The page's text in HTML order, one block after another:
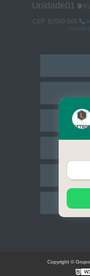
Unidade01
CEP: 82560-500
Copyright ©